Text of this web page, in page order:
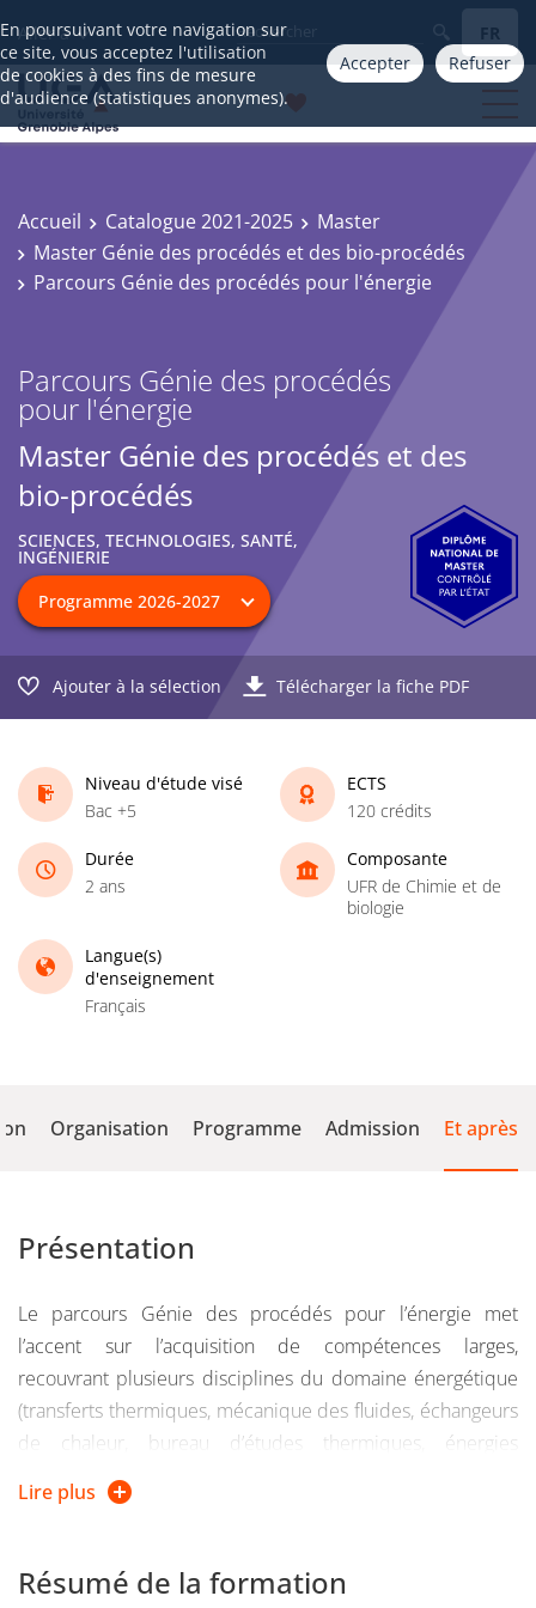
En poursuivant votre navigation sur
ce site, vous acceptez l'utilisation
de cookies à des fins de mesure
d'audience (statistiques anonymes).
Accepter Refuser
Aller à FR
Accueil Catalogue 2021-2025
Master
Master Génie des procédés et des bio-procédés
Parcours Génie des procédés pour l'énergie
Parcours Génie des procédés
pour l'énergie
Master Génie des procédés et des
bio-procédés
SCIENCES, TECHNOLOGIES, SANTÉ,
INGÉNIERIE
Ajouter à la sélection Télécharger la fiche PDF
Niveau d'étude visé
Bac +5
ECTS
120 crédits
Durée
2 ans
Composante
UFR de Chimie et de
biologie
Langue(s)
d'enseignement
Français
Organisation Programme Admission Et après
Présentation
Le parcours Génie des procédés pour l’énergie met
l’accent sur l’acquisition de compétences larges,
recouvrant plusieurs disciplines du domaine énergétique
(transferts thermiques, mécanique des fluides, échangeurs
de chaleur, bureau d’études thermiques, énergies
renouvelables, combustion…) et de savoirs-faire
technologiques les préparant à leur futur métier
industrielles, utilisation de logiciels, des projets sur un
Lire plus
Résumé de la formation